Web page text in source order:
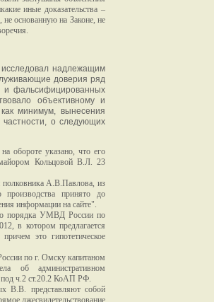
иные доказательства –
основанную на Законе, не
надлежащим
доверия ряд
и фальсифицированных
объективному и
минимум, вынесения
частности, о следующих
обороте указано, что его
Кольцовой В.Л. 23
А.В.Павлова, из
производства принято до
информации на сайте".
порядка УМВД России по
в котором предлагается
это гипотетическое
по г. Омску капитаном
об административном
под ч.2 ст.20.2 КоАП РФ.
В.В. представляют собой
лжесвидетельствование